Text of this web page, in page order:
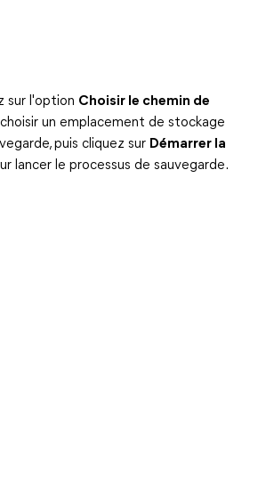
sur l'option Choisir le chemin de
un emplacement de stockage
puis cliquez sur Démarrer la
lancer le processus de sauvegarde.